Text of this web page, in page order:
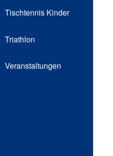
Tischtennis Kinder
Triathlon
Veranstaltungen